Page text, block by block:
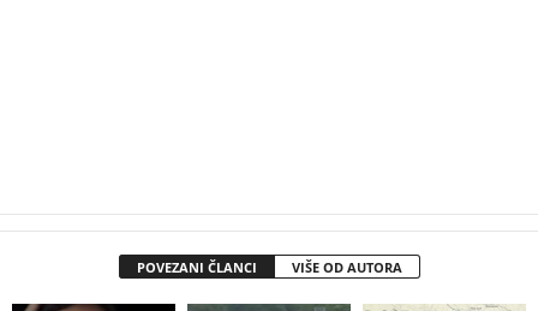
POVEZANI ČLANCI VIŠE OD AUTORA